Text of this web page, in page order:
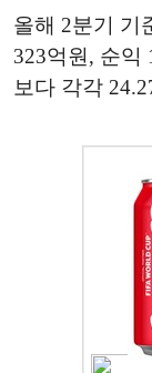
올해 2분기 기
323억원, 순익
보다 각각